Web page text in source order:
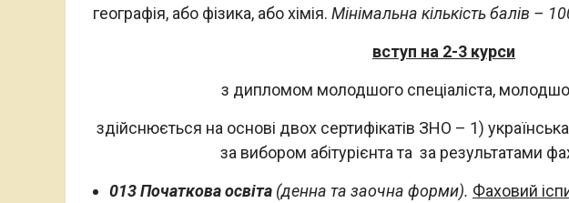
географія, або фізика, або хімія. Мінімальна кількість балів –
вступ на 2-3 курси
з дипломом молодшого спеціаліста,
здійснюється на основі двох сертифікатів ЗНО – 1)
за вибором абітурієнта та за результатами
013 Початкова освіта (денна та заочна форми). Фаховий